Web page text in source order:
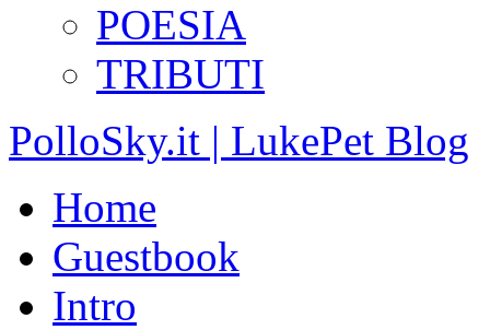
POESIA
TRIBUTI
PolloSky.it | LukePet Blog
Home
Guestbook
Intro